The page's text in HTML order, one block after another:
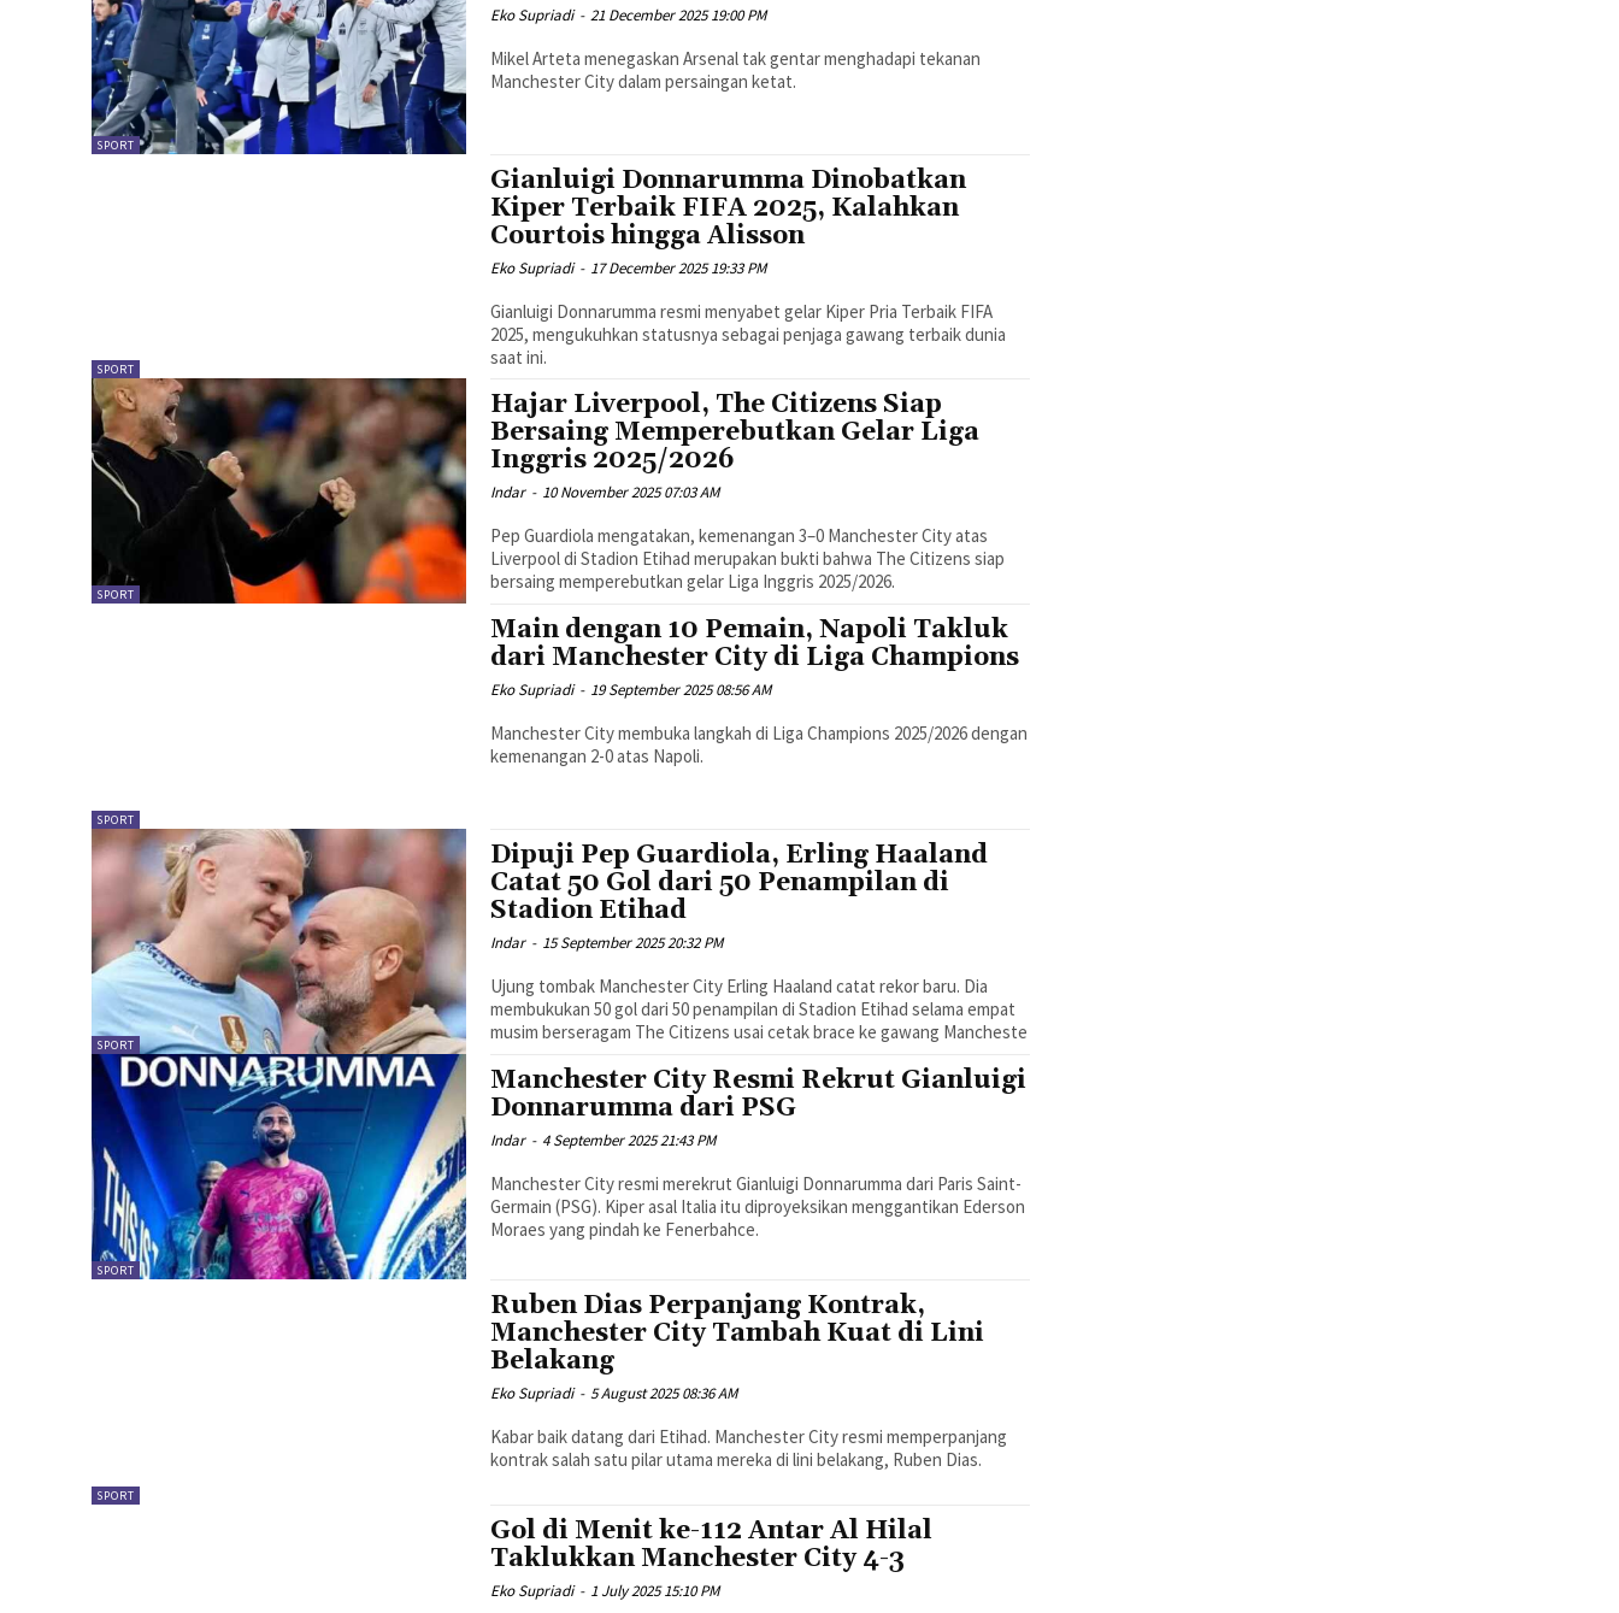
SPORT
Eko Supriadi - 21 December 2025 19:00 PM
Mikel Arteta menegaskan Arsenal tak gentar menghadapi tekanan
Manchester City dalam persaingan ketat.
SPORT
Gianluigi Donnarumma Dinobatkan
Kiper Terbaik FIFA 2025, Kalahkan
Courtois hingga Alisson
Eko Supriadi - 17 December 2025 19:33 PM
Gianluigi Donnarumma resmi menyabet gelar Kiper Pria Terbaik FIFA
2025, mengukuhkan statusnya sebagai penjaga gawang terbaik dunia
saat ini.
SPORT
Hajar Liverpool, The Citizens Siap
Bersaing Memperebutkan Gelar Liga
Inggris 2025/2026
Indar - 10 November 2025 07:03 AM
Pep Guardiola mengatakan, kemenangan 3–0 Manchester City atas
Liverpool di Stadion Etihad merupakan bukti bahwa The Citizens siap
bersaing memperebutkan gelar Liga Inggris 2025/2026.
SPORT
Main dengan 10 Pemain, Napoli Takluk
dari Manchester City di Liga Champions
Eko Supriadi - 19 September 2025 08:56 AM
Manchester City membuka langkah di Liga Champions 2025/2026 dengan
kemenangan 2-0 atas Napoli.
SPORT
Dipuji Pep Guardiola, Erling Haaland
Catat 50 Gol dari 50 Penampilan di
Stadion Etihad
Indar - 15 September 2025 20:32 PM
Ujung tombak Manchester City Erling Haaland catat rekor baru. Dia
membukukan 50 gol dari 50 penampilan di Stadion Etihad selama empat
musim berseragam The Citizens usai cetak brace ke gawang Mancheste
SPORT
Manchester City Resmi Rekrut Gianluigi
Donnarumma dari PSG
Indar - 4 September 2025 21:43 PM
Manchester City resmi merekrut Gianluigi Donnarumma dari Paris Saint-
Germain (PSG). Kiper asal Italia itu diproyeksikan menggantikan Ederson
Moraes yang pindah ke Fenerbahce.
SPORT
Ruben Dias Perpanjang Kontrak,
Manchester City Tambah Kuat di Lini
Belakang
Eko Supriadi - 5 August 2025 08:36 AM
Kabar baik datang dari Etihad. Manchester City resmi memperpanjang
kontrak salah satu pilar utama mereka di lini belakang, Ruben Dias.
Gol di Menit ke-112 Antar Al Hilal
Taklukkan Manchester City 4-3
Eko Supriadi - 1 July 2025 15:10 PM